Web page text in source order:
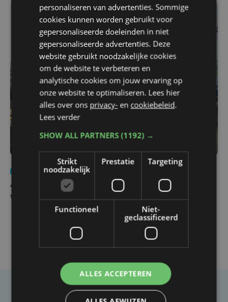
Nieuws
do 30 juli | 12:57
Autobestuurster rijdt na foutief manoeuvre tegen
winkelgevel in Ieper
Taalfout opgemerkt?
personaliseren van advertenties. Sommige
cookies kunnen worden gebruikt voor
gepersonaliseerde doeleinden in niet
gepersonaliseerde advertenties. Deze
website gebruikt noodzakelijke cookies
om de website te verbeteren en
analytische cookies om jouw ervaring op
onze website te optimaliseren. Lees hier
alles over ons privacy- en cookiebeleid.
Lees verder
SHOW ALL PARTNERS(1192) →
Strikt
noodzakelijk
Prestatie Targeting
Functioneel
Niet-
geclassificeerd
ALLES ACCEPTEREN